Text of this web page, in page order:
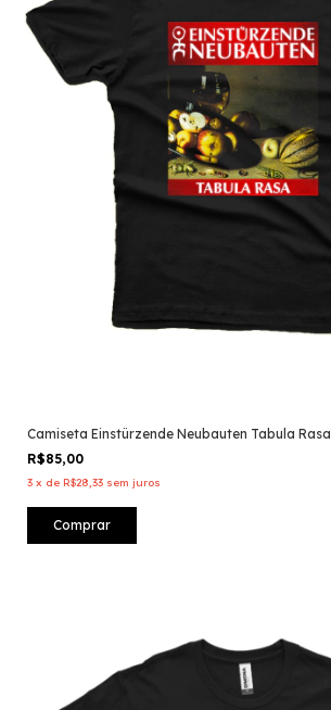
Camiseta Einstürzende Neubauten Tabula Rasa
R$85,00
3 x de R$28,33 sem juros
Comprar